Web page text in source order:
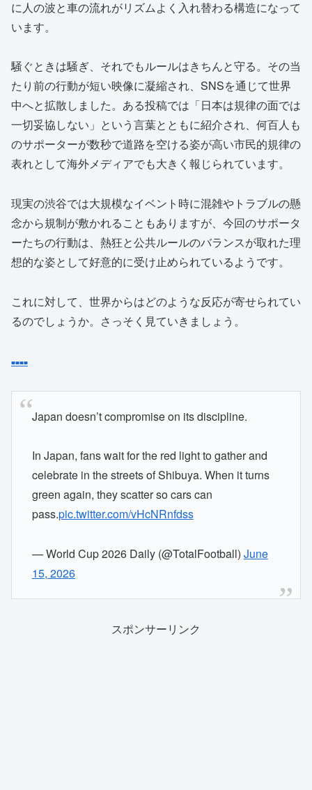
に人の波と車の流れがリズムよく入れ替わる構造になって
います。
騒ぐときは騒ぎ、それでもルールはきちんと守る。その当
たり前の行動が短い映像に凝縮され、SNSを通じて世界
中へと拡散しました。ある投稿では「日本は規律の面では
一切妥協しない」という言葉とともに紹介され、何百人も
のサポーターが数秒で道路を空ける姿が高い市民的規律の
表れとして海外メディアでも大きく報じられています。
現実の渋谷では大規模なイベント時に混雑やトラブルの懸
念から規制が敷かれることもありますが、今回のサポータ
ーたちの行動は、熱狂と公共ルールのバランスが取れた理
想的な姿として好意的に受け止められているようです。
これに対して、世界からはどのような反応が寄せられてい
るのでしょうか。さっそく見ていきましょう。
■■■■
Japan doesn’t compromise on its discipline.
In Japan, fans wait for the red light to gather and
celebrate in the streets of Shibuya. When it turns
green again, they scatter so cars can
pass.pic.twitter.com/vHcNRnfdss
— World Cup 2026 Daily (@TotalFootball) June
15, 2026
スポンサーリンク